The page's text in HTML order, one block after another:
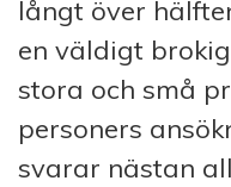
långt över
en väldigt
stora och små
personers
svarar nästan